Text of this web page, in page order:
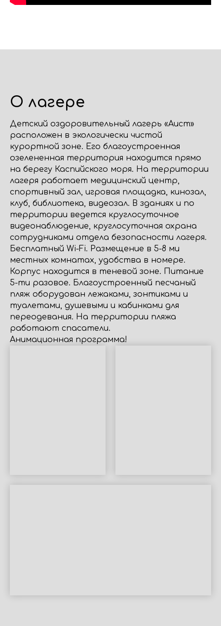
О лагере
Детский оздоровительный лагерь «Аист»
расположен в экологически чистой
курортной зоне. Его благоустроенная
озелененная территория находится прямо
на берегу Каспийского моря. На территории
лагеря работает медицинский центр,
спортивный зал, игровая площадка, кинозал,
клуб, библиотека, видеозал. В зданиях и по
территории ведется круглосуточное
видеонаблюдение, круглосуточная охрана
сотрудниками отдела безопасности лагеря.
Бесплатный Wi-Fi. Размещение в 5-8 ми
местных комнатах, удобства в номере.
Корпус находится в теневой зоне. Питание
5-ти разовое. Благоустроенный песчаный
пляж оборудован лежаками, зонтиками и
туалетами, душевыми и кабинками для
переодевания. На территории пляжа
работают спасатели.
Анимационная программа!